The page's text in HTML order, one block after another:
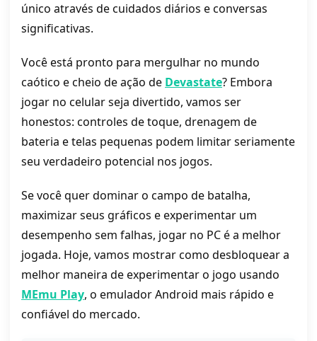
único através de cuidados diários e conversas
significativas.
Você está pronto para mergulhar no mundo
caótico e cheio de ação de Devastate? Embora
jogar no celular seja divertido, vamos ser
honestos: controles de toque, drenagem de
bateria e telas pequenas podem limitar seriamente
seu verdadeiro potencial nos jogos.
Se você quer dominar o campo de batalha,
maximizar seus gráficos e experimentar um
desempenho sem falhas, jogar no PC é a melhor
jogada. Hoje, vamos mostrar como desbloquear a
melhor maneira de experimentar o jogo usando
MEmu Play, o emulador Android mais rápido e
confiável do mercado.